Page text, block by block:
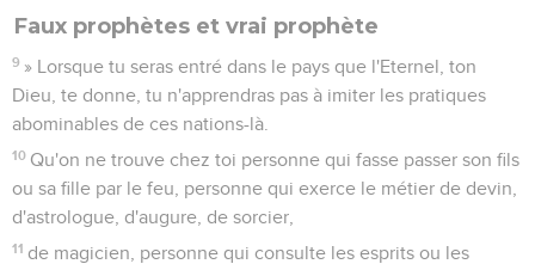
Faux prophètes et vrai prophète
9 » Lorsque tu seras entré dans le pays que l'Eternel, ton
Dieu, te donne, tu n'apprendras pas à imiter les pratiques
abominables de ces nations-là.
10 Qu'on ne trouve chez toi personne qui fasse passer son fils
ou sa fille par le feu, personne qui exerce le métier de devin,
d'astrologue, d'augure, de sorcier,
11 de magicien, personne qui consulte les esprits ou les